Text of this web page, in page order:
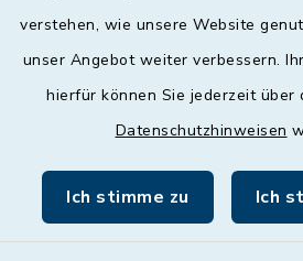
verstehen, wie unsere Website
unser Angebot weiter verbessern.
hierfür können Sie jederzeit über
Datenschutzhinweisen
Ich stimme zu Ich
Donnerstag
09:00 - 12:00 und 13:00 -
09:00 - 12:00 Uhr